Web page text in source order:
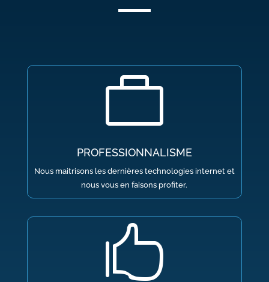

PROFESSIONNALISME
Nous maitrisons les dernières technologies internet et
nous vous en faisons profiter.
